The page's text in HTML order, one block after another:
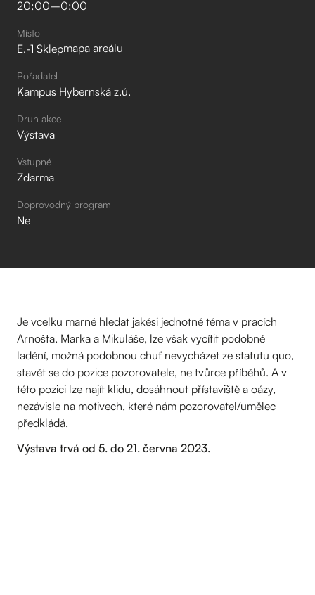
20:00–⁠0:00
Místo
E.-1 Sklepmapa areálu
Pořadatel
Kampus Hybernská z.ú.
Druh akce
Výstava
Vstupné
Zdarma
Doprovodný program
Ne
Je vcelku marné hledat jakési jednotné téma v pracích
Arnošta, Marka a Mikuláše, lze však vycítit podobné
ladění, možná podobnou chuť nevycházet ze statutu quo,
stavět se do pozice pozorovatele, ne tvůrce příběhů. A v
této pozici lze najít klidu, dosáhnout přístaviště a oázy,
nezávisle na motivech, které nám pozorovatel/umělec
předkládá.
Výstava trvá od 5. do 21. června 2023.